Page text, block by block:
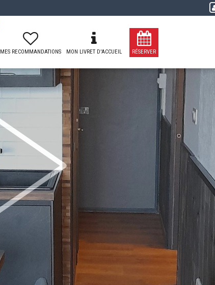
MES RECOMMANDATIONS MON LIVRET D'ACCUEIL RÉSERVER